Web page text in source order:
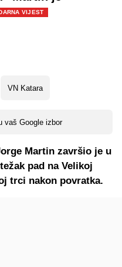
VIJEST
VN Katara
vaš Google izbor
Martin završio je u
pad na Velikoj
trci nakon povratka.